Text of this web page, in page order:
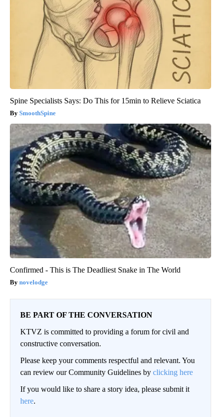
Spine Specialists Says: Do This for 15min to Relieve Sciatica
SmoothSpine
Confirmed - This is The Deadliest Snake in The World
novelodge
BE PART OF THE CONVERSATION
KTVZ is committed to providing a forum for civil and
constructive conversation.
Please keep your comments respectful and relevant. You
can review our Community Guidelines by clicking here
If you would like to share a story idea, please submit it
here.